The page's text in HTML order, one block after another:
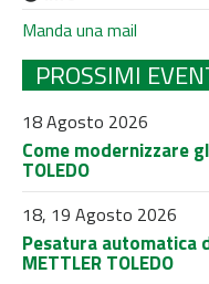
Manda una mail
PROSSIMI
18 Agosto 2026
Come modernizzare
TOLEDO
18, 19 Agosto 2026
Pesatura automatica
METTLER TOLEDO